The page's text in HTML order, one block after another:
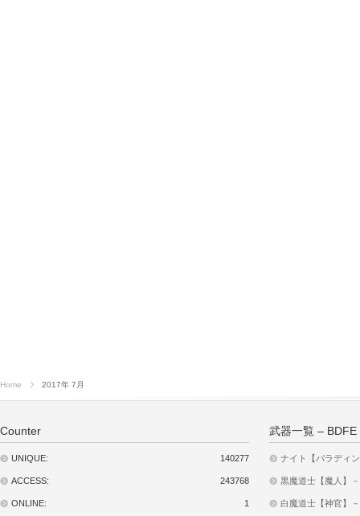
Home 2017年 7月
Counter
140277
UNIQUE:
243768
ACCESS:
1
ONLINE:
武器一覧 – BDFE
ナイト【パラディ
黒魔道士【魔人
白魔道士【神官